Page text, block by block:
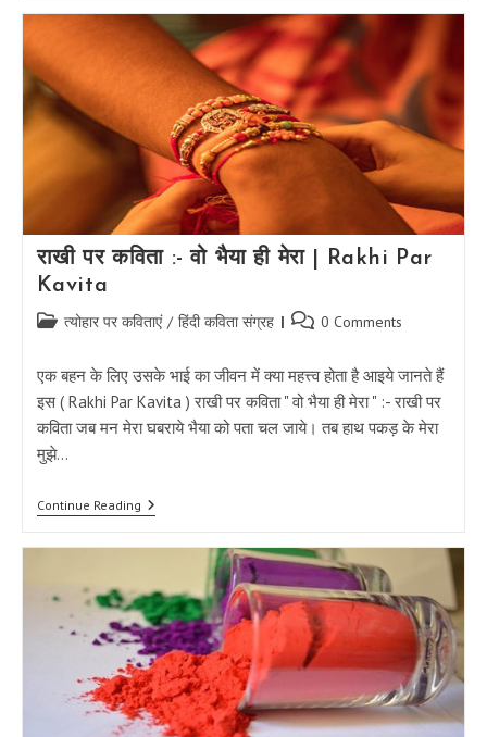
कविता
:-
आया
राखी
राखी पर कविता :- वो भैया ही मेरा | Rakhi Par
Kavita
Post त्योहार पर कविताएं / हिंदी कविता संग्रह
Post 0 Comments
एक बहन के लिए उसके भाई का जीवन में क्या महत्त्व होता है आइये जानते हैं
इस ( Rakhi Par Kavita ) राखी पर कविता " वो भैया ही मेरा " :- राखी पर
कविता जब मन मेरा घबराये भैया को पता चल जाये। तब हाथ पकड़ के मेरा
मुझे…
Continue Readingराखी
पर
भैया
ही
मेरा
|
Rakhi
Par
Kavita